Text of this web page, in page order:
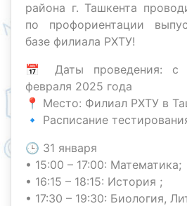
района г. Ташкента
по профориентации
базе филиала РХТУ!
📅 Даты проведения: с
февраля 2025 года
📍 Место: Филиал РХТУ в
🔹 Расписание
🕒 31 января
• 15:00 – 17:00: Математика;
• 16:15 – 18:15: История ;
• 17:30 – 19:30: Биология,